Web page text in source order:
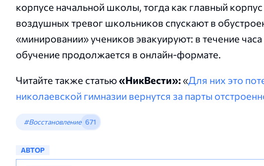
корпусе начальной школы, тогда как главный
воздушных тревог школьников спускают в
«минировании» учеников эвакуируют: в течение
обучение продолжается в онлайн-формате.
Читайте также статью«НикВести»:«Для них это
николаевской гимназии вернутся за парты
#Восстановление 671
АВТОР